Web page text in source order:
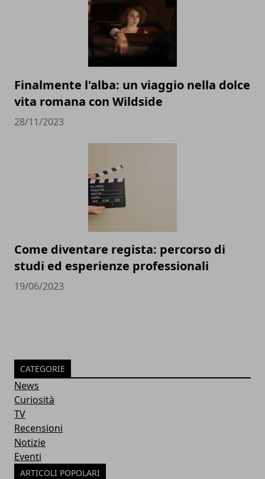
Finalmente l'alba: un viaggio nella dolce
vita romana con Wildside
28/11/2023
Come diventare regista: percorso di
studi ed esperienze professionali
19/06/2023
CATEGORIE
News
Curiosità
TV
Recensioni
Notizie
Eventi
ARTICOLI POPOLARI